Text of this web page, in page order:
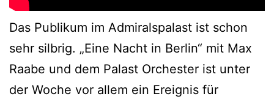
Das Publikum im Admiralspalast ist schon
sehr silbrig. „Eine Nacht in Berlin“ mit Max
Raabe und dem Palast Orchester ist unter
der Woche vor allem ein Ereignis für